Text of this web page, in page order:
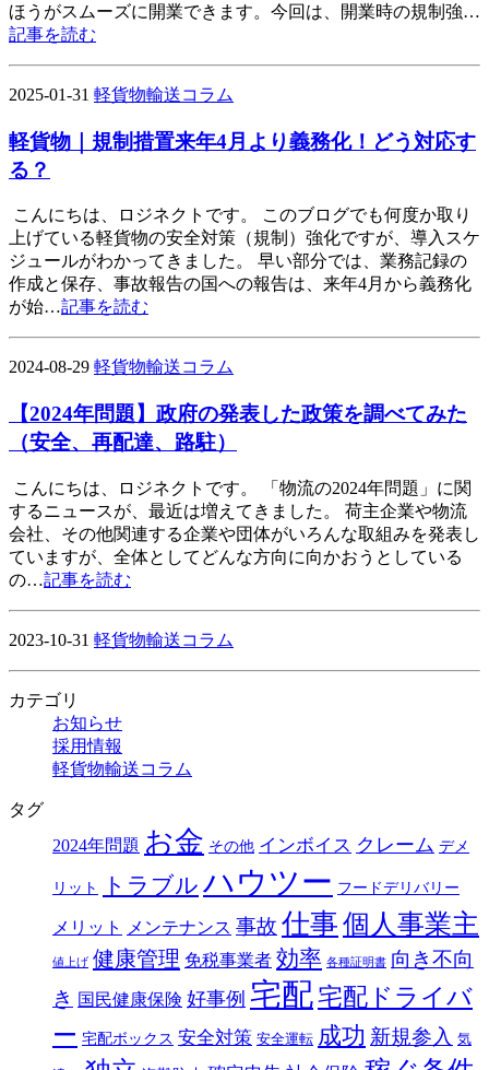
ほうがスムーズに開業できます。今回は、開業時の規制強…
記事を読む
2025-01-31 軽貨物輸送コラム
軽貨物｜規制措置来年4月より義務化！どう対応す
る？
こんにちは、ロジネクトです。 このブログでも何度か取り
上げている軽貨物の安全対策（規制）強化ですが、導入スケ
ジュールがわかってきました。 早い部分では、業務記録の
作成と保存、事故報告の国への報告は、来年4月から義務化
が始…記事を読む
2024-08-29 軽貨物輸送コラム
【2024年問題】政府の発表した政策を調べてみた
（安全、再配達、路駐）
こんにちは、ロジネクトです。 「物流の2024年問題」に関
するニュースが、最近は増えてきました。 荷主企業や物流
会社、その他関連する企業や団体がいろんな取組みを発表し
ていますが、全体としてどんな方向に向かおうとしている
の…記事を読む
2023-10-31 軽貨物輸送コラム
カテゴリ
お知らせ
採用情報
軽貨物輸送コラム
タグ
2024年問題 お金 その他 インボイス クレーム デメ
リット トラブル ハウツー フードデリバリー
メリット メンテナンス 事故 仕事個人事業主
値上げ 健康管理 免税事業者 効率 各種証明書 向き不向
き 国民健康保険 好事例 宅配宅配ドライバ
ー 宅配ボックス 安全対策 安全運転 成功 新規参入 気